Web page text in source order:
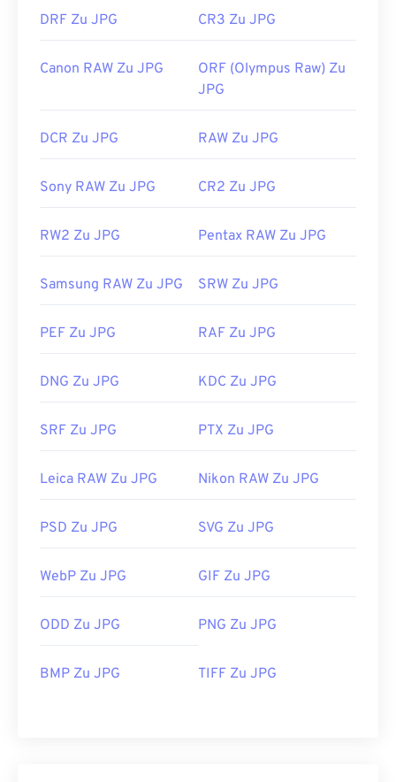
DRF Zu JPG CR3 Zu JPG
Canon RAW Zu JPG
ORF (Olympus Raw) Zu
JPG
DCR Zu JPG RAW Zu JPG
Sony RAW Zu JPG CR2 Zu JPG
RW2 Zu JPG Pentax RAW Zu JPG
Samsung RAW Zu JPG SRW Zu JPG
PEF Zu JPG RAF Zu JPG
DNG Zu JPG KDC Zu JPG
SRF Zu JPG PTX Zu JPG
Leica RAW Zu JPG Nikon RAW Zu JPG
PSD Zu JPG SVG Zu JPG
WebP Zu JPG GIF Zu JPG
ODD Zu JPG PNG Zu JPG
BMP Zu JPG TIFF Zu JPG